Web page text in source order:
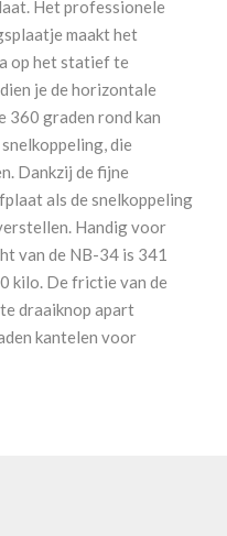
Het professionele
maakt het
op het statief te
je de horizontale
360 graden rond kan
die
Dankzij de fijne
als de snelkoppeling
Handig voor
van de NB-34 is 341
kilo. De frictie van de
draaiknop apart
kantelen voor